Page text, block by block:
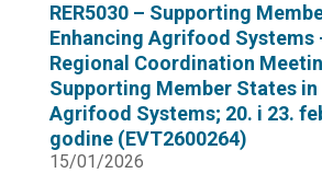
RER5030 – Supporting
Enhancing Agrifood Systems
Regional Coordination
Supporting Member States in
Agrifood Systems; 20. i 23.
godine (EVT2600264)
15/01/2026